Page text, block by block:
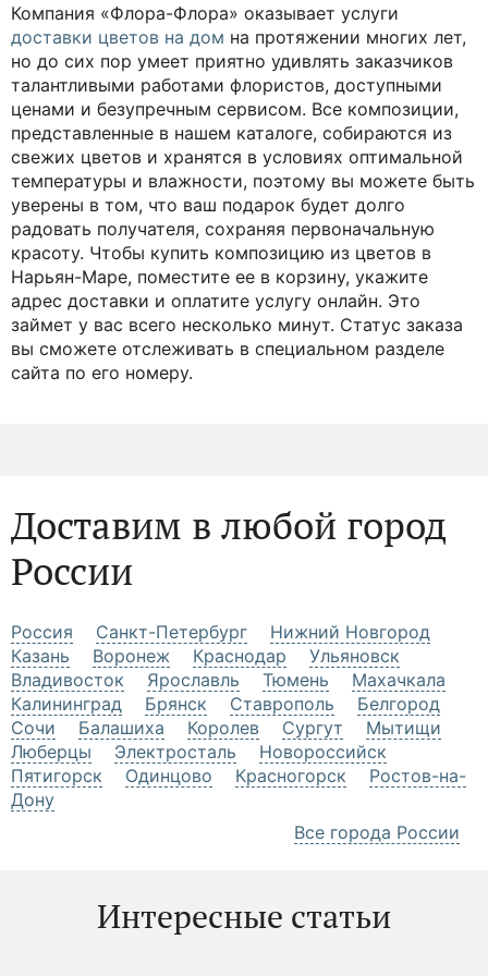
Компания «Флора-Флора» оказывает услуги
доставки цветов на дом на протяжении многих лет,
но до сих пор умеет приятно удивлять заказчиков
талантливыми работами флористов, доступными
ценами и безупречным сервисом. Все композиции,
представленные в нашем каталоге, собираются из
свежих цветов и хранятся в условиях оптимальной
температуры и влажности, поэтому вы можете быть
уверены в том, что ваш подарок будет долго
радовать получателя, сохраняя первоначальную
красоту. Чтобы купить композицию из цветов в
Нарьян-Маре, поместите ее в корзину, укажите
адрес доставки и оплатите услугу онлайн. Это
займет у вас всего несколько минут. Статус заказа
вы сможете отслеживать в специальном разделе
сайта по его номеру.
Доставим в любой город
России
Россия Санкт-Петербург
Нижний Новгород
Казань
Воронеж Краснодар
Ульяновск
Владивосток
Ярославль Тюмень
Махачкала
Калининград
Брянск Ставрополь
Белгород
Сочи
Балашиха Королев Сургут
Мытищи
Люберцы
Электросталь
Новороссийск
Пятигорск
Одинцово Красногорск
Ростов-на-
Дону
Все города России
Интересные статьи